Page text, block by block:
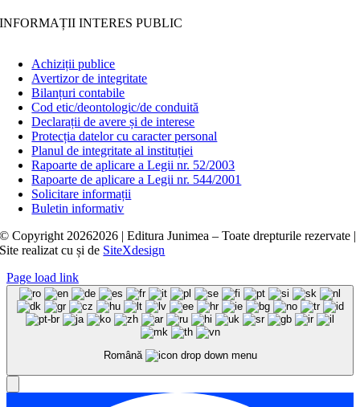
INFORMAȚII INTERES PUBLIC
Achiziții publice
Avertizor de integritate
Bilanțuri contabile
Cod etic/deontologic/de conduită
Declarații de avere și de interese
Protecția datelor cu caracter personal
Planul de integritate al instituției
Rapoarte de aplicare a Legii nr. 52/2003
Rapoarte de aplicare a Legii nr. 544/2001
Solicitare informații
Buletin informativ
© Copyright 20262026 | Editura Junimea – Toate drepturile rezervate |
Site realizat cușide SiteXdesign
Page load link
Română